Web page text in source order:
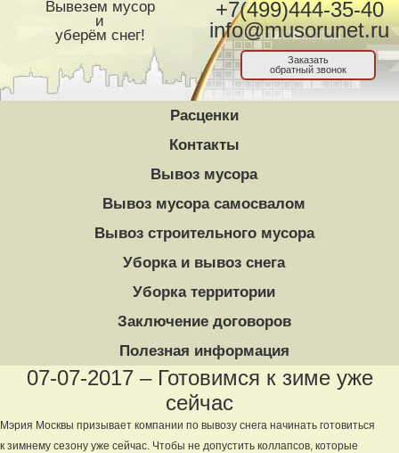
Вывезем мусор
и
уберём снег!
+7(499)444-35-40
info@musorunet.ru
Заказать
обратный звонок
Расценки
Контакты
Вывоз мусора
Вывоз мусора самосвалом
Вывоз строительного мусора
Уборка и вывоз снега
Уборка территории
Заключение договоров
Полезная информация
07-07-2017 – Готовимся к зиме уже
сейчас
Мэрия Москвы призывает компании по вывозу снега начинать готовиться
к зимнему сезону уже сейчас. Чтобы не допустить коллапсов, которые